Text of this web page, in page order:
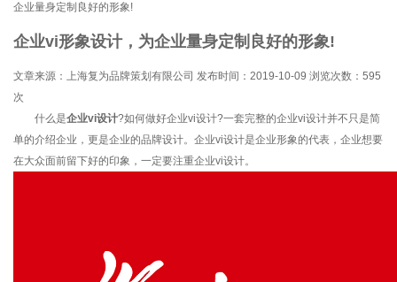
企业量身定制良好的形象!
企业vi形象设计，为企业量身定制良好的形象!
文章来源：上海复为品牌策划有限公司 发布时间：2019-10-09 浏览次数： 595
次
什么是企业vi设计?如何做好企业vi设计?一套完整的企业vi设计并不只是简
单的介绍企业，更是企业的品牌设计。企业vi设计是企业形象的代表，企业想要
在大众面前留下好的印象，一定要注重企业vi设计。